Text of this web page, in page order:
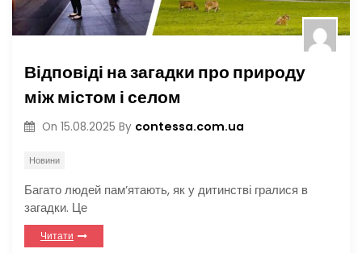
Відповіді на загадки про природу
між містом і селом
On 15.08.2025 By contessa.com.ua
Новини
Багато людей пам’ятають, як у дитинстві гралися в
загадки. Це
Читати